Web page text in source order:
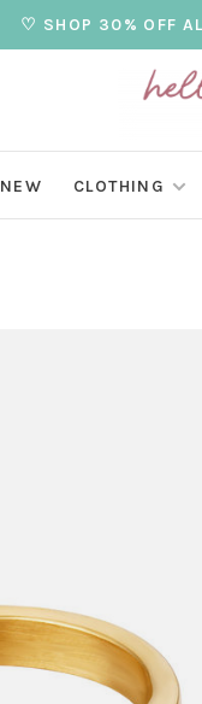
♡ SHOP 30% OFF
NEW CLOTHING